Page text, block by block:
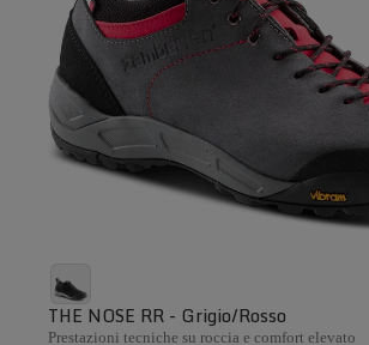
THE NOSE RR - Grigio/Rosso
Prestazioni tecniche su roccia e comfort elevato